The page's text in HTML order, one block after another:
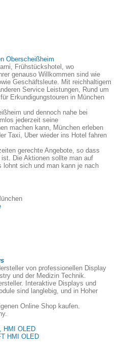
Oberscheißheim
Frühstückshotel, wo
genauso Willkommen sind wie
Geschäftsleute. Mit reichhaltigem
Service Leistungen, Rund um
Erkundigungstouren in München
und dennoch nahe bei
jederzeit seine
machen kann, München erleben
Taxi, Uber wieder ins Hotel fahren
gerechte Angebote, so dass
Die Aktionen sollte man auf
lohnt sich und man kann je nach
von professionellen Display
und der Medizin Technik.
Interaktive Displays und
sind langlebig, und in Hoher
Online Shop kaufen.
HMI OLED
HMI OLED